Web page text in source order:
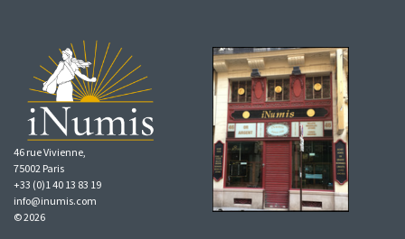
46 rue Vivienne,
75002 Paris
+33 (0)1 40 13 83 19
info@inumis.com
© 2026